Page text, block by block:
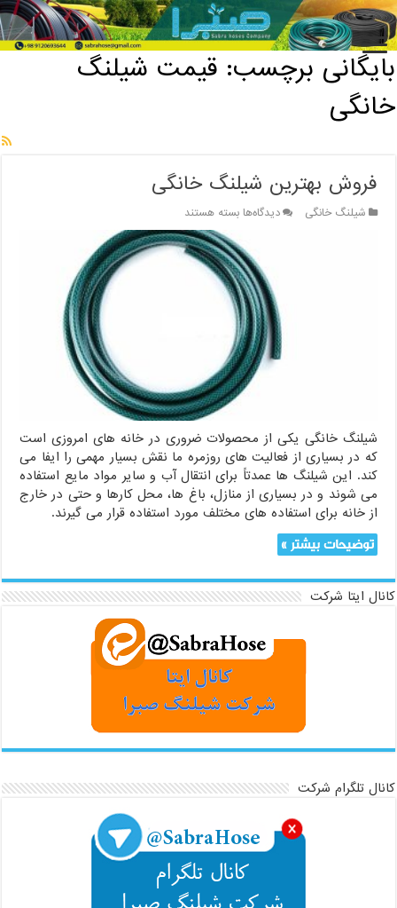
خانه / بایگانی برچسب: قیمت شیلنگ خانگی
بایگانی برچسب:قیمت شیلنگ
خانگی
فروش بهترین شیلنگ خانگی
شیلنگ خانگی دیدگاه‌هابرای
فروش
بهترین
شیلنگ
خانگی
بسته هستند
شیلنگ خانگی یکی از محصولات ضروری در خانه های امروزی است
که در بسیاری از فعالیت های روزمره ما نقش بسیار مهمی را ایفا می
کند. این شیلنگ ها عمدتاً برای انتقال آب و سایر مواد مایع استفاده
می شوند و در بسیاری از منازل، باغ ها، محل کارها و حتی در خارج
از خانه برای استفاده های مختلف مورد استفاده قرار می گیرند.
توضیحات بیشتر »
کانال ایتا شرکت
کانال تلگرام شرکت